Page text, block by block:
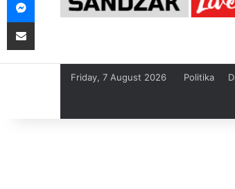
Friday, 7 August 2026 Politika
Pošalji preko E-Maila